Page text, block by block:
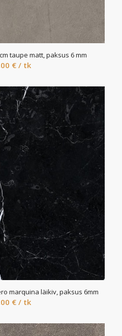
taupe matt, paksus 6 mm
€ / tk
marquina läikiv, paksus 6mm
€ / tk